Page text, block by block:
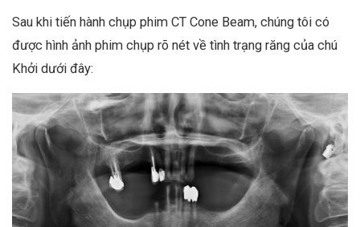
Sau khi tiến hành chụp phim CT Cone Beam, chúng tôi có
được hình ảnh phim chụp rõ nét về tình trạng răng của chú
Khởi dưới đây: